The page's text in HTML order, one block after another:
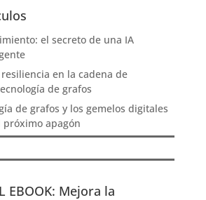
el secreto de una IA
en la cadena de
de grafos
de grafos y los gemelos digitales
apagón
EBOOK: Mejora la